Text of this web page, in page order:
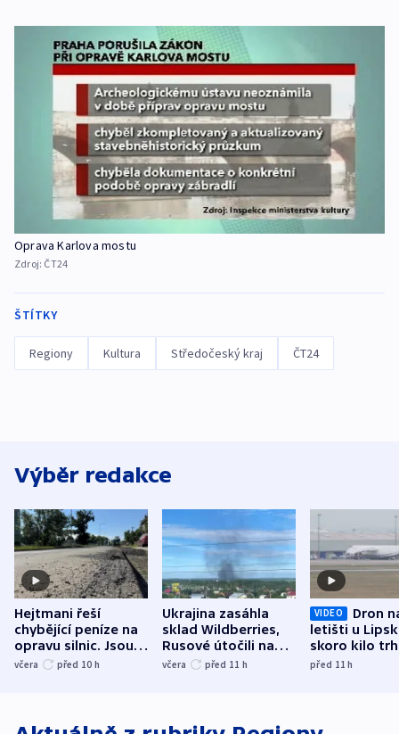
Oprava Karlova mostu
Zdroj: ČT24
ŠTÍTKY
Regiony Kultura Středočeský kraj ČT24
Výběr redakce
Hejtmani řeší
chybějící peníze na
opravu silnic. Jsou
nenárokové, namítá
včera před 10 h
Ukrajina zasáhla
sklad Wildberries,
Rusové útočili na
trh, hasiče či
včera před 11 h
VIDEO
Dron
letišti u
skoro kilo
indicie
před 11h